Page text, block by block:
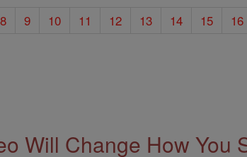
8 9 10 11 12 13 14 15 16
Will Change How You